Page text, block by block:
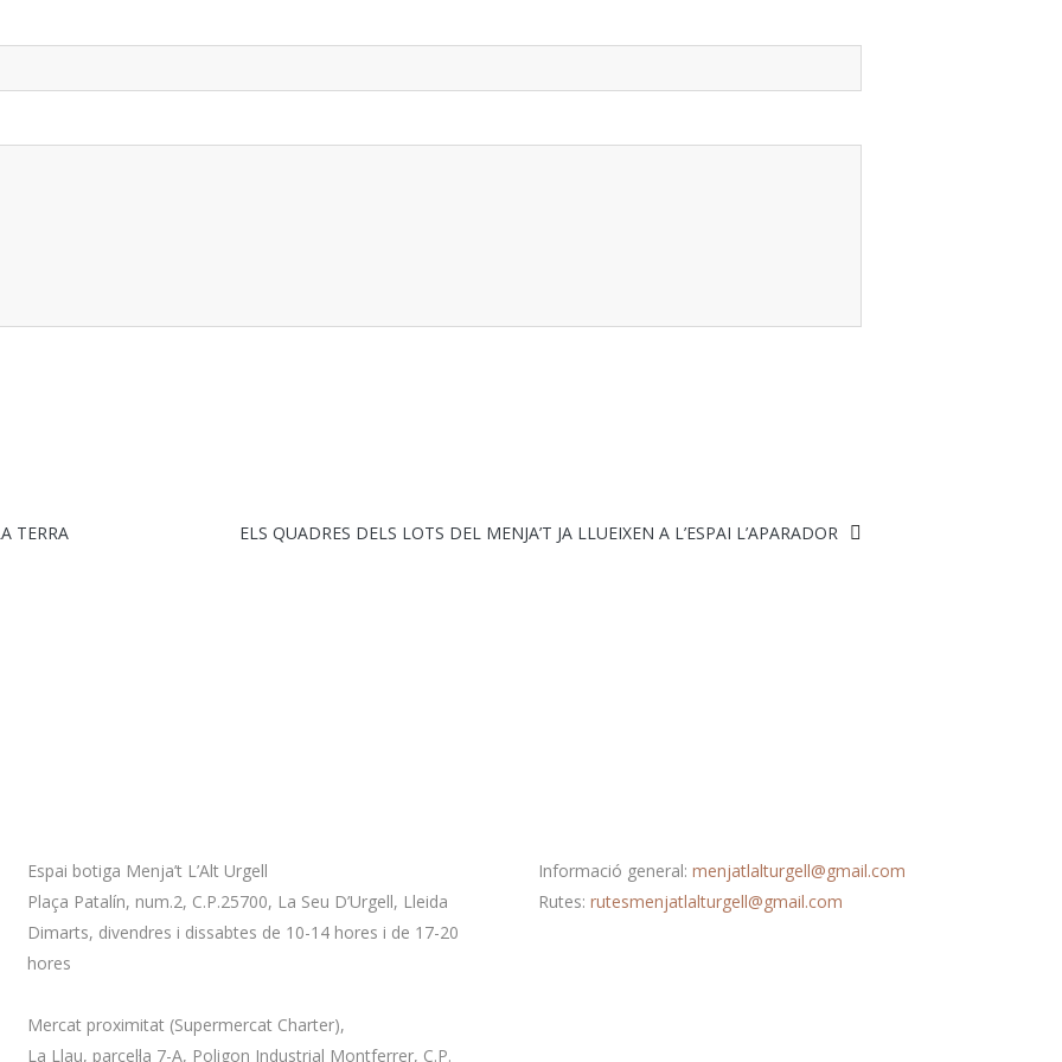
TERRA ELS QUADRES DELS LOTS DEL MENJA’T JA LLUEIXEN A L’ESPAI L’APARADOR
Espai botiga Menja’t L’Alt Urgell
Plaça Patalín, num.2, C.P.25700, La Seu D’Urgell, Lleida
Dimarts, divendres i dissabtes de 10-14 hores i de 17-20
hores
Mercat proximitat (Supermercat Charter),
La Llau, parcel·la 7-A, Poligon Industrial Montferrer, C.P.
Informació general: menjatlalturgell@gmail.com
Rutes: rutesmenjatlalturgell@gmail.com